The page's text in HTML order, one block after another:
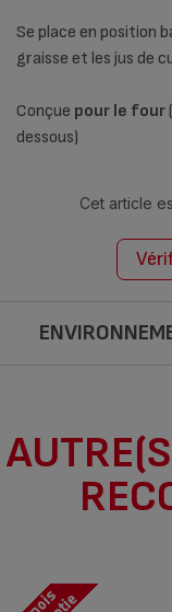
Se place en position
graisse et les jus de
Conçue pour le four
dessous)
Cet article
modalités
Anti-